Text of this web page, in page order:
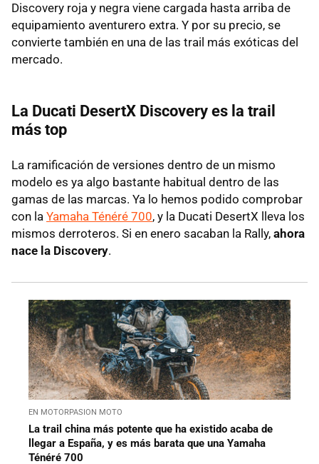
Discovery roja y negra viene cargada hasta arriba de
equipamiento aventurero extra. Y por su precio, se
convierte también en una de las trail más exóticas del
mercado.
La Ducati DesertX Discovery es la trail
más top
La ramificación de versiones dentro de un mismo
modelo es ya algo bastante habitual dentro de las
gamas de las marcas. Ya lo hemos podido comprobar
con la Yamaha Ténéré 700, y la Ducati DesertX lleva los
mismos derroteros. Si en enero sacaban la Rally, ahora
nace la Discovery.
EN MOTORPASION MOTO
La trail china más potente que ha existido acaba de
llegar a España, y es más barata que una Yamaha
Ténéré 700